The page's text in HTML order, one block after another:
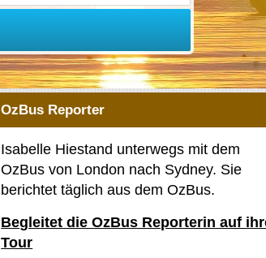
OzBus Reporter
Isabelle Hiestand unterwegs mit dem
OzBus von London nach Sydney. Sie
berichtet täglich aus dem OzBus.
Begleitet die OzBus Reporterin auf
Tour